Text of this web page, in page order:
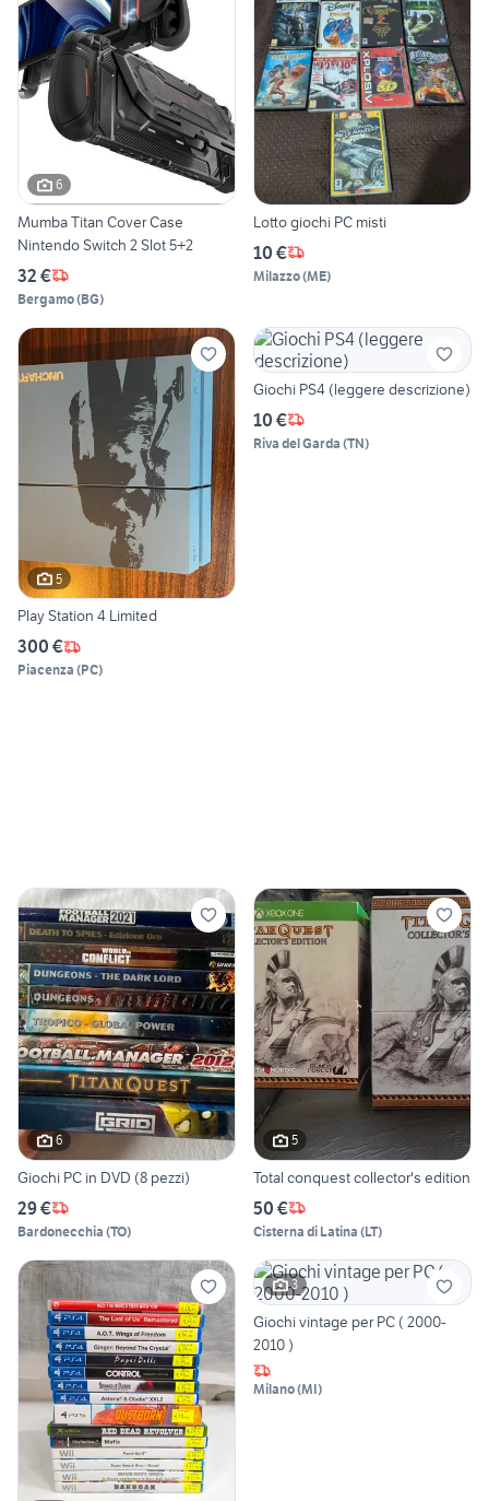
6
Mumba Titan Cover Case
Nintendo Switch 2 Slot 5+2
32 €
Bergamo(BG)
Lotto giochi PC misti
10 €
Milazzo(ME)
5
Play Station 4 Limited
300 €
Piacenza (PC)
Giochi PS4 (leggere descrizione)
10 €
Riva del Garda (TN)
6
Giochi PC in DVD (8 pezzi)
29 €
Bardonecchia (TO)
5
Total conquest collector's edition
50 €
Cisterna di Latina (LT)
3
Giochi vintage per PC ( 2000-
2010 )
Milano(MI)